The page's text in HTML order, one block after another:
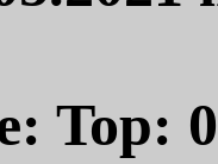
Top: 0